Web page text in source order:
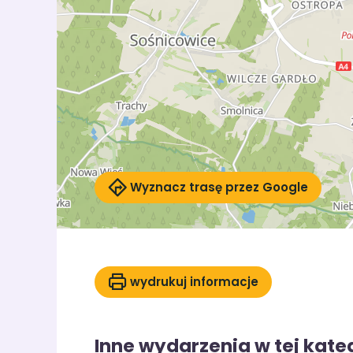
Wyznacz trasę przez Google
wydrukuj informacje
Inne wydarzenia w tej